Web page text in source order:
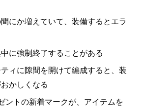
にか増えていて、装備するとエラ
に強制終了することがある
ィに隙間を開けて編成すると、装
かしくなる
ントの新着マークが、アイテムを